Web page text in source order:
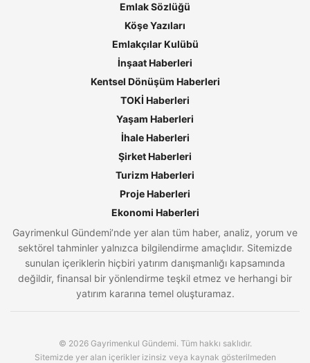
Emlak Sözlüğü
Köşe Yazıları
Emlakçılar Kulübü
İnşaat Haberleri
Kentsel Dönüşüm Haberleri
TOKİ Haberleri
Yaşam Haberleri
İhale Haberleri
Şirket Haberleri
Turizm Haberleri
Proje Haberleri
Ekonomi Haberleri
Gayrimenkul Gündemi’nde yer alan tüm haber, analiz, yorum ve
sektörel tahminler yalnızca bilgilendirme amaçlıdır. Sitemizde
sunulan içeriklerin hiçbiri yatırım danışmanlığı kapsamında
değildir, finansal bir yönlendirme teşkil etmez ve herhangi bir
yatırım kararına temel oluşturamaz.
© 2026 Gayrimenkul Gündemi. Tüm hakkı saklıdır.
Sitemizde yer alan içerikler izinsiz veya kaynak gösterilmeden